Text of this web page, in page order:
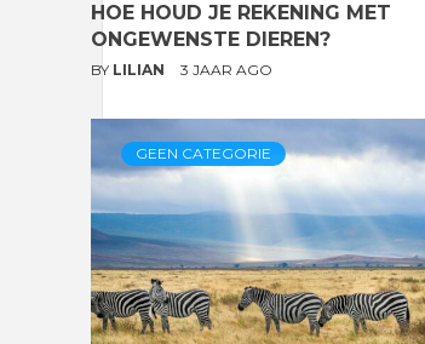
HOE HOUD JE REKENING MET
ONGEWENSTE DIEREN?
BY LILIAN 3 JAAR AGO
GEEN CATEGORIE